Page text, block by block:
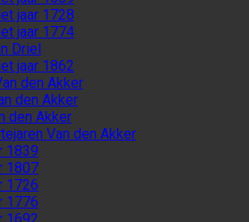
jaar 1728
jaar 1774
Driel
jaar 1862
den Akker
den Akker
den Akker
Van den Akker
1839
1807
1726
1776